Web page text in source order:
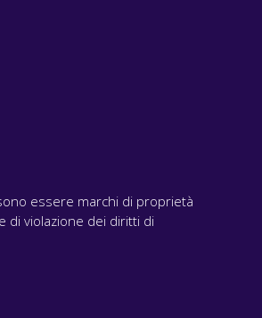
essere marchi di proprietà
di violazione dei diritti di